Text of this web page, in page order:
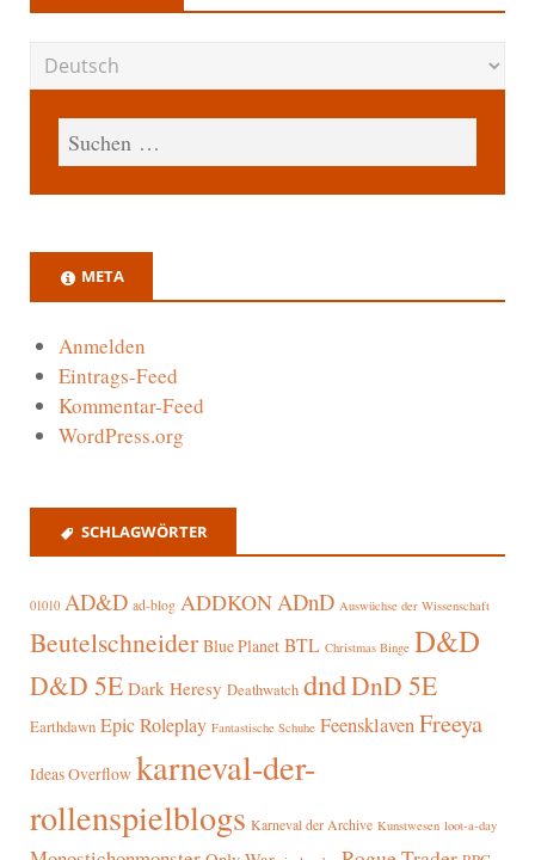
META
Anmelden
Eintrags-Feed
Kommentar-Feed
WordPress.org
SCHLAGWÖRTER
01010 AD&D ad-blog ADDKONADnD Auswüchse der Wissenschaft
Beutelschneider Blue Planet BTL Christmas Binge D&D
D&D 5E Dark Heresy Deathwatch dndDnD 5E
Earthdawn Epic Roleplay Fantastische Schuhe FeensklavenFreeya
Ideas Overflow karneval-der-
rollenspielblogs Karneval der Archive Kunstwesen loot-a-day